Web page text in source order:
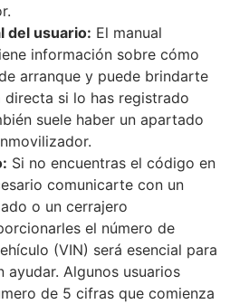
del usuario: El manual
información sobre cómo
arranque y puede brindarte
si lo has registrado
suele haber un apartado
Si no encuentras el código en
comunicarte con un
o un cerrajero
el número de
(VIN) será esencial para
ayudar. Algunos usuarios
de 5 cifras que comienza